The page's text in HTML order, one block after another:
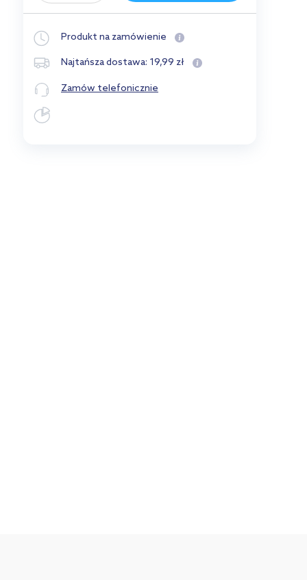
Produkt na zamówienie
Najtańsza dostawa: 19,99 zł
Zamów telefonicznie